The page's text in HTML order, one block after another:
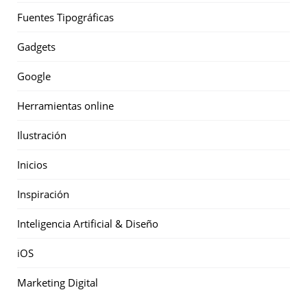
Fuentes Tipográficas
Gadgets
Google
Herramientas online
Ilustración
Inicios
Inspiración
Inteligencia Artificial & Diseño
iOS
Marketing Digital